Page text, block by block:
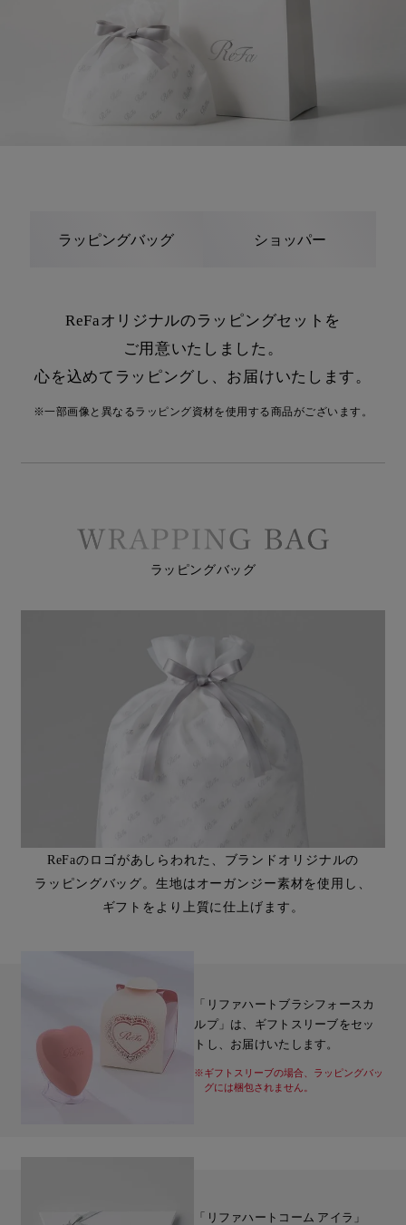
ラッピングバッグ ショッパー
ReFaオリジナルのラッピングセットを
ご用意いたしました。
心を込めてラッピングし、お届けいたします。
※一部画像と異なるラッピング資材を使用する商品がございます。
ラッピングバッグ
ReFaのロゴがあしらわれた、ブランドオリジナルの
ラッピングバッグ。生地はオーガンジー素材を使用し、
ギフトをより上質に仕上げます。
「リファハートブラシフォースカ
ルプ」は、ギフトスリーブをセッ
トし、お届けいたします。
※ギフトスリーブの場合、ラッピングバッ
グには梱包されません。
「リファハートコーム アイラ」